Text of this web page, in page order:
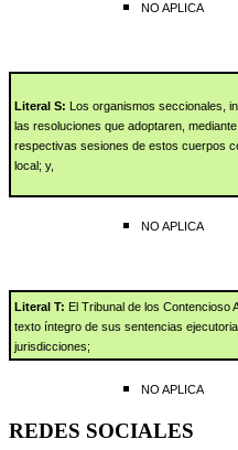
NO APLICA
Literal S: Los organismos seccionales,
las resoluciones que adoptaren,
respectivas sesiones de estos cuerpos
local; y,
NO APLICA
Literal T: El Tribunal de los Contencioso
texto íntegro de sus sentencias
jurisdicciones;
NO APLICA
REDES SOCIALES